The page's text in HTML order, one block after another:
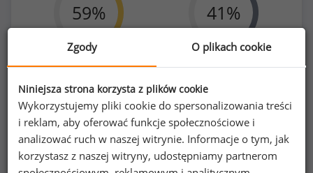
59%
Kobiety
187
41%
128
Zgody O plikach cookie
Niniejsza strona korzysta z plików cookie
Wykorzystujemy pliki cookie do spersonalizowania treści
i reklam, aby oferować funkcje społecznościowe i
analizować ruch w naszej witrynie. Informacje o tym, jak
korzystasz z naszej witryny, udostępniamy partnerom